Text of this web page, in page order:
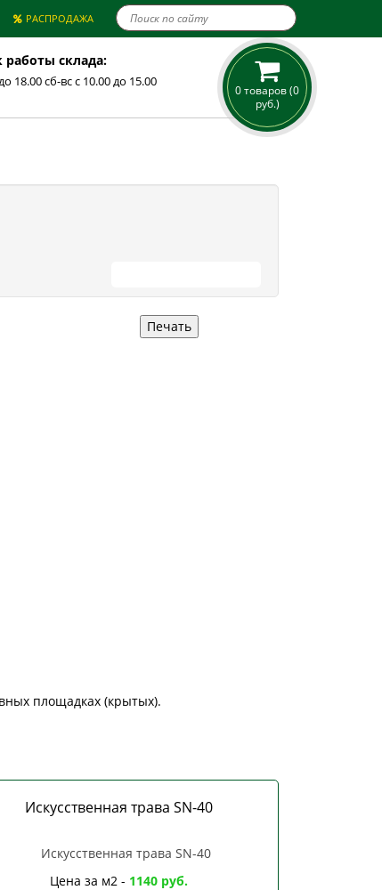
РАСПРОДАЖА
работы склада:
18.00 сб-вс с 10.00 до 15.00
0 товаров (0
руб.)
площадках (крытых).
Искусственная трава SN-40
Цена за м2 - 1140 руб.